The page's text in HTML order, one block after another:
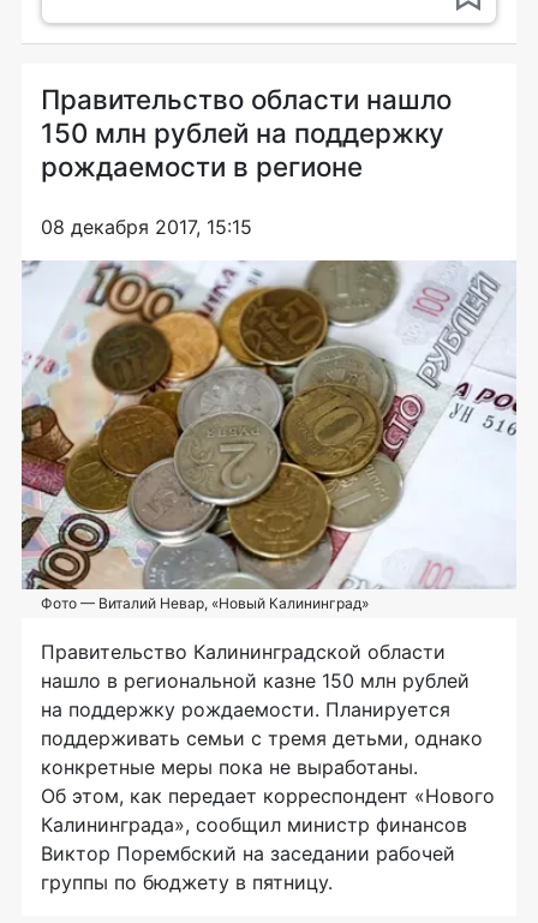
Правительство области нашло
150 млн рублей на поддержку
рождаемости в регионе
08 декабря 2017, 15:15
Фото — Виталий Невар, «Новый Калининград»
Правительство Калининградской области
нашло в региональной казне 150 млн рублей
на поддержку рождаемости. Планируется
поддерживать семьи с тремя детьми, однако
конкретные меры пока не выработаны.
Об этом, как передает корреспондент «Нового
Калининграда», сообщил министр финансов
Виктор Порембский на заседании рабочей
группы по бюджету в пятницу.